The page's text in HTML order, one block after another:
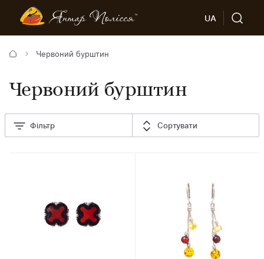
UA
Червоний бурштин
Червоний бурштин
Фільтр Сортувати